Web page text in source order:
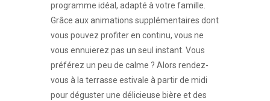
programme idéal, adapté à votre famille.
Grâce aux animations supplémentaires dont
vous pouvez profiter en continu, vous ne
vous ennuierez pas un seul instant. Vous
préférez un peu de calme ? Alors rendez-
vous à la terrasse estivale à partir de midi
pour déguster une délicieuse bière et des